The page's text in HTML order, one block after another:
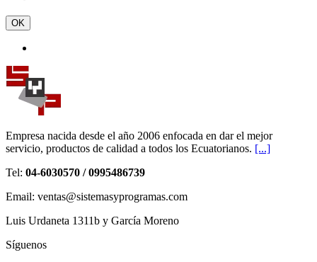
OK
Empresa nacida desde el año 2006 enfocada en dar el mejor
servicio, productos de calidad a todos los Ecuatorianos. [...]
Tel: 04-6030570 / 0995486739
Email: ventas@sistemasyprogramas.com
Luis Urdaneta 1311b y García Moreno
Síguenos